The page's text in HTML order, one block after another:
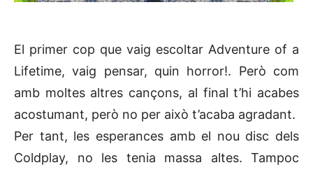
El primer cop que vaig escoltar Adventure of a
Lifetime, vaig pensar, quin horror!. Però com
amb moltes altres cançons, al final t’hi acabes
acostumant, però no per això t’acaba agradant.
Per tant, les esperances amb el nou disc dels
Coldplay, no les tenia massa altes. Tampoc